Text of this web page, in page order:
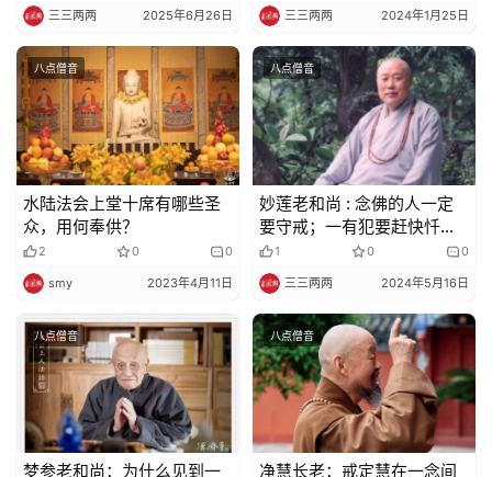
三三两两 2025年6月26日 三三两两 2024年1月25日
八点僧音
水陆法会上堂十席有哪些圣
众，用何奉供？
2 0 0
smy 2023年4月11日
八点僧音
妙莲老和尚 : 念佛的人一定
要守戒；一有犯要赶快忏悔
清净，不可再造。这样念佛
持戒，才万修万人去。
1 0 0
三三两两 2024年5月16日
八点僧音
梦参老和尚：为什么见到一
八点僧音
净慧长老：戒定慧在一念间